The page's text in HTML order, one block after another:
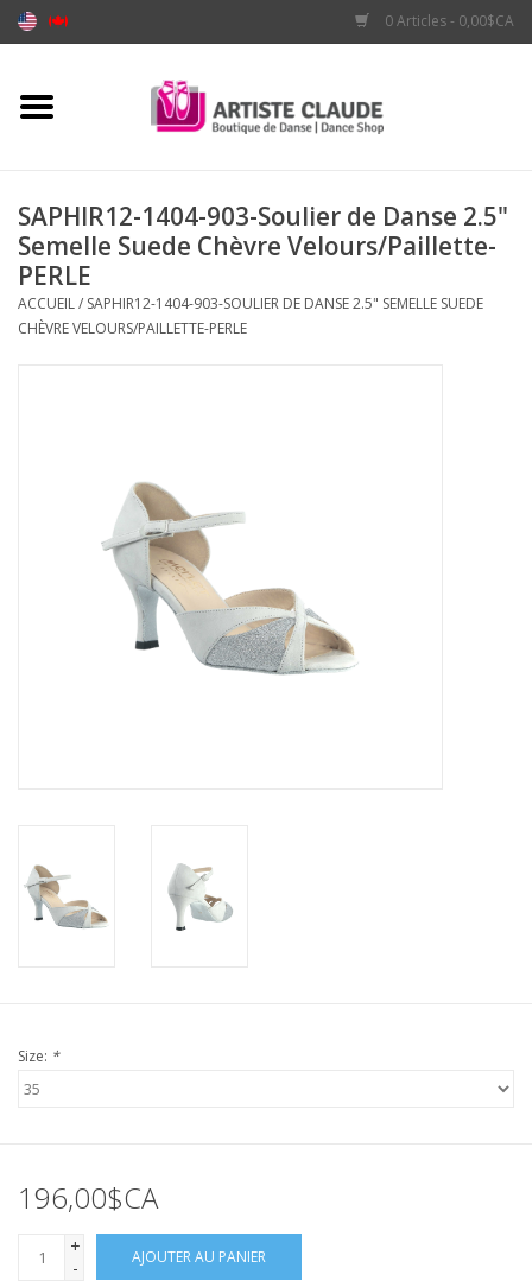
0 Articles - 0,00$CA
Accueil
Vêtements
Souliers
SAPHIR12-1404-903-Soulier de Danse 2.5"
Semelle Suede Chèvre Velours/Paillette-
PERLE
ACCUEIL/ SAPHIR12-1404-903-SOULIER DE DANSE 2.5" SEMELLE SUEDE
CHÈVRE VELOURS/PAILLETTE-PERLE
Size: *
196,00$CA
+
-
AJOUTER AU PANIER